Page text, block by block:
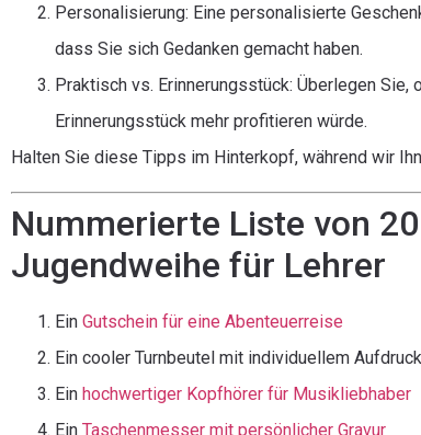
Personalisierung: Eine personalisierte
dass Sie sich Gedanken gemacht haben.
Praktisch vs. Erinnerungsstück: Überlegen
Erinnerungsstück mehr profitieren würde.
Halten Sie diese Tipps im Hinterkopf, während wir
Nummerierte Liste von
Jugendweihe für Lehrer
Ein Gutschein für eine Abenteuerreise
Ein cooler Turnbeutel mit individuellem Aufdruck
Ein hochwertiger Kopfhörer für Musikliebhaber
Ein Taschenmesser mit persönlicher Gravur